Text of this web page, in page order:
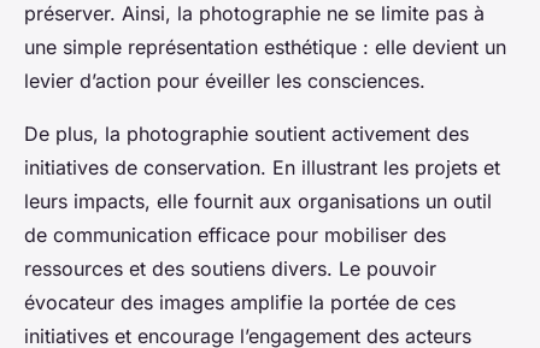
préserver. Ainsi, la photographie ne se limite pas à
une simple représentation esthétique : elle devient un
levier d’action pour éveiller les consciences.
De plus, la photographie soutient activement des
initiatives de conservation. En illustrant les projets et
leurs impacts, elle fournit aux organisations un outil
de communication efficace pour mobiliser des
ressources et des soutiens divers. Le pouvoir
évocateur des images amplifie la portée de ces
initiatives et encourage l’engagement des acteurs